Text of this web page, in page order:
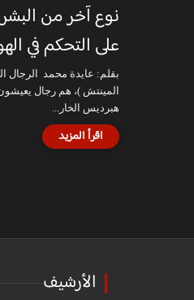
نوع آخر من
على التحكم في
بقلم: عايدة محمد الرجال
المينتش )، هم رجال
هبرديس الخار...
الأرشيف